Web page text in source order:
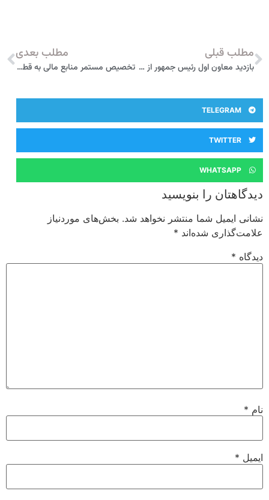
مطلب قبلی
بازدید معاون اول رئیس جمهور از خط تولید کرمان موتور
مطلب بعدی
تخصيص مستمر منابع مالی به قطعه‌سازان از سوی سايپا
TELEGRAM
TWITTER
WHATSAPP
دیدگاهتان را بنویسید
نشانی ایمیل شما منتشر نخواهد شد. بخش‌های موردنیاز
علامت‌گذاری شده‌اند*
دیدگاه*
نام*
ایمیل*